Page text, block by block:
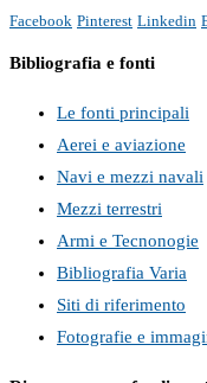
Facebook Pinterest Linkedin
Bibliografia e fonti
Le fonti principali
Aerei e aviazione
Navi e mezzi navali
Mezzi terrestri
Armi e Tecnonogie
Bibliografia Varia
Siti di riferimento
Fotografie e